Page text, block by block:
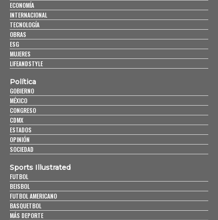
ECONOMÍA
INTERNACIONAL
TECNOLOGÍA
OBRAS
ESG
MUJERES
LIFEANDSTYLE
Política
GOBIERNO
MÉXICO
CONGRESO
CDMX
ESTADOS
OPINIÓN
SOCIEDAD
Sports Illustrated
FUTBOL
BEISBOL
FUTBOL AMERICANO
BASQUETBOL
MÁS DEPORTE